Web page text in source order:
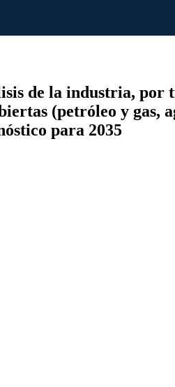
de la industria, por
(petróleo y gas,
para 2035